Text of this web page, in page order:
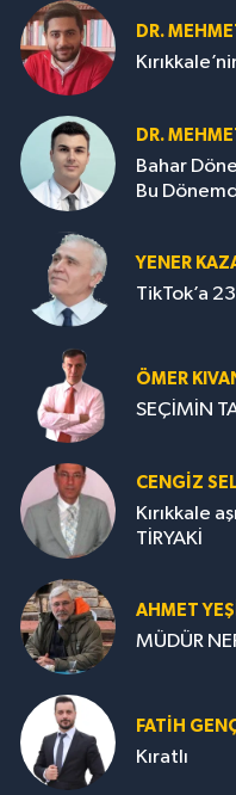
DR.
DR.
Bahar
Bu
YENER
TikTok’a 23
ÖMER
SEÇİMİN
CENGİZ
Kırıkkale
TİRYAKİ
AHMET
MÜDÜR
FATIH
Kıratlı